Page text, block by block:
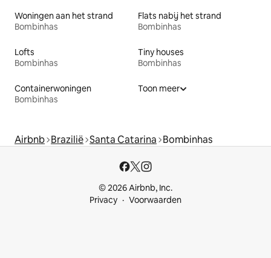
Woningen aan het strand
Bombinhas
Flats nabij het strand
Bombinhas
Lofts
Bombinhas
Tiny houses
Bombinhas
Containerwoningen
Bombinhas
Toon meer
Airbnb Brazilië Santa Catarina Bombinhas
© 2026 Airbnb, Inc.
Privacy
Voorwaarden